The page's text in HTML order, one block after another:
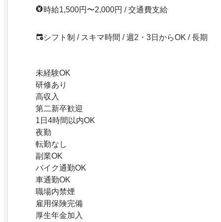
時給1,500円〜2,000円 / 交通費支給
シフト制 / スキマ時間 / 週2・3日からOK / 長期
未経験OK
研修あり
高収入
第二新卒歓迎
1日4時間以内OK
夜勤
転勤なし
副業OK
バイク通勤OK
車通勤OK
職場内禁煙
雇用保険完備
厚生年金加入